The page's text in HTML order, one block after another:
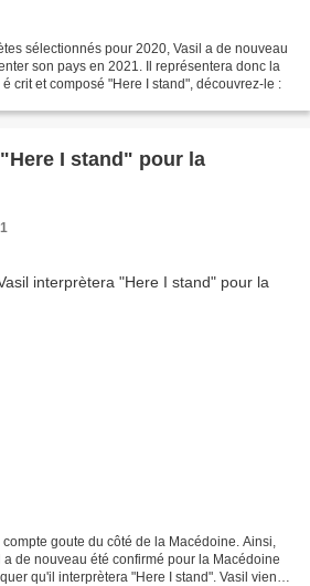
sélectionnés pour 2020, Vasil a de nouveau
son pays en 2021. Il représentera donc la
crit et composé "Here I stand", découvrez-le :
I stand" pour la
goute du côté de la Macédoine. Ainsi,
de nouveau été confirmé pour la Macédoine
qu'il interprètera "Here I stand". Vasil vient